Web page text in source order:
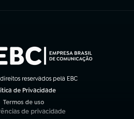
reservados pela EBC
de Privacidade
Termos de uso
(abre em nova aba)
de privacidade